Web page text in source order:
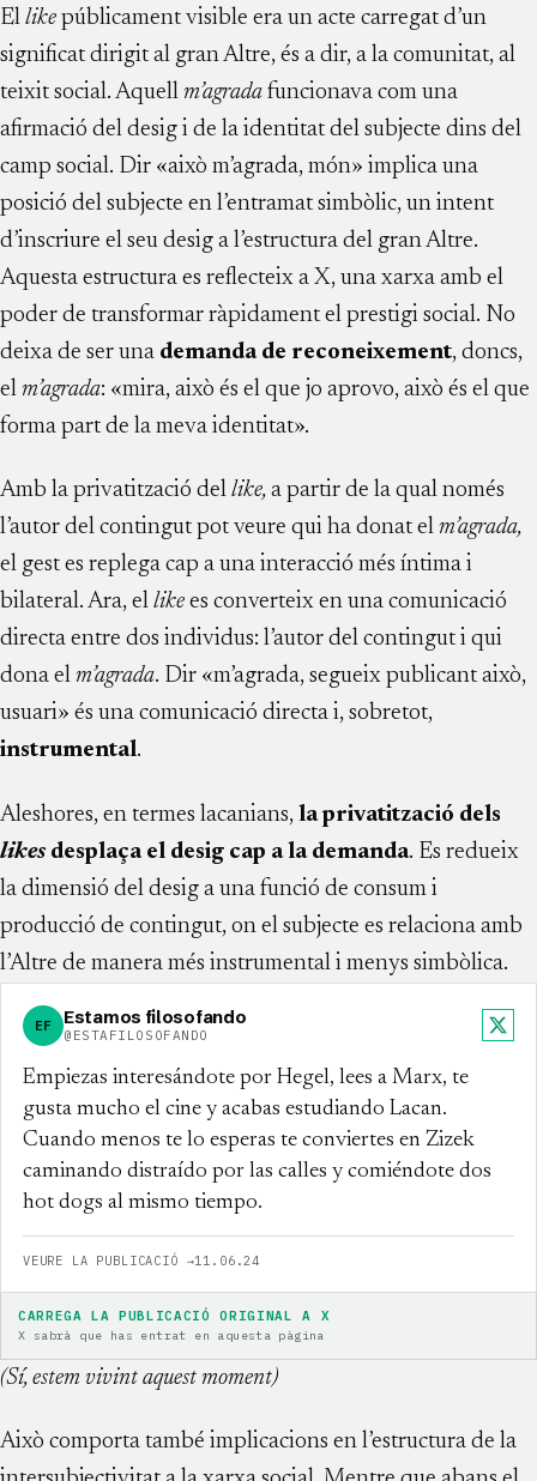
El like públicament visible era un acte carregat d’un
significat dirigit al gran Altre, és a dir, a la comunitat, al
teixit social. Aquell m’agrada funcionava com una
afirmació del desig i de la identitat del subjecte dins del
camp social. Dir «això m’agrada, món» implica una
posició del subjecte en l’entramat simbòlic, un intent
d’inscriure el seu desig a l’estructura del gran Altre.
Aquesta estructura es reflecteix a X, una xarxa amb el
poder de transformar ràpidament el prestigi social. No
deixa de ser una demanda de reconeixement, doncs,
el m’agrada: «mira, això és el que jo aprovo, això és el que
forma part de la meva identitat».
Amb la privatització del like, a partir de la qual només
l’autor del contingut pot veure qui ha donat el m’agrada,
el gest es replega cap a una interacció més íntima i
bilateral. Ara, el like es converteix en una comunicació
directa entre dos individus: l’autor del contingut i qui
dona el m’agrada. Dir «m’agrada, segueix publicant això,
usuari» és una comunicació directa i, sobretot,
instrumental.
Aleshores, en termes lacanians, la privatització dels
likes desplaça el desig cap a la demanda. Es redueix
la dimensió del desig a una funció de consum i
producció de contingut, on el subjecte es relaciona amb
l’Altre de manera més instrumental i menys simbòlica.
EF Estamos filosofando
@ESTAFILOSOFANDO
X
Empiezas interesándote por Hegel, lees a Marx, te
gusta mucho el cine y acabas estudiando Lacan.
Cuando menos te lo esperas te conviertes en Zizek
caminando distraído por las calles y comiéndote dos
hot dogs al mismo tiempo.
VEURE LA PUBLICACIÓ →11.06.24
CARREGA LA PUBLICACIÓ ORIGINAL A X
X sabrà que has entrat en aquesta pàgina
(Sí, estem vivint aquest moment)
Això comporta també implicacions en l’estructura de la